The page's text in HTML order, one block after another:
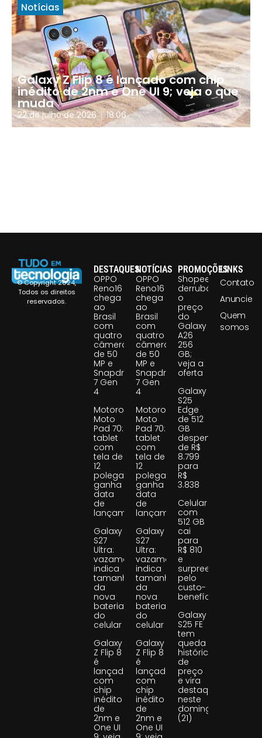
Notícias
Galaxy Z Flip 8 é lançado com chip
inédito de 2nm e One UI 9; veja o que
muda
22 de julho de 2026 18:06
© Copyright 2024,
Todos os direitos
reservados.
DESTAQUES
OPPO
Reno16
chega
ao
Brasil
com
quatro
câmeras
de 50
MP e
Snapdragon
7 Gen
4
Motorola
Moto
Pad 70:
tablet
com
tela de
12
polegadas
ganha
data
de
lançamento
Galaxy
S27
Ultra:
vazamento
indica
tamanho
da
nova
bateria
do
celular
Galaxy
Z Flip 8
é
lançado
com
chip
inédito
de
2nm e
One UI
NOTÍCIAS
OPPO
Reno16
chega
ao
Brasil
com
quatro
câmeras
de 50
MP e
Snapdragon
7 Gen
4
Motorola
Moto
Pad 70:
tablet
com
tela de
12
polegadas
ganha
data
de
lançamento
Galaxy
S27
Ultra:
vazamento
indica
tamanho
da
nova
bateria
do
celular
Galaxy
Z Flip 8
é
lançado
com
chip
inédito
de
2nm e
One UI
PROMOÇÕES
Shopee
derruba
o
preço
do
Galaxy
A26
256
GB;
veja a
oferta
Galaxy
S25
Edge
de 512
GB
despenca
de R$
8.799
para
R$
3.838
Celular
com
512 GB
cai
para
R$ 810
e
surpreende
pelo
custo-
benefício
Galaxy
S25 FE
tem
queda
histórica
de
preço
e vira
destaque
neste
domingo
(21)
LINKS
Contato
Anuncie
Quem
somos